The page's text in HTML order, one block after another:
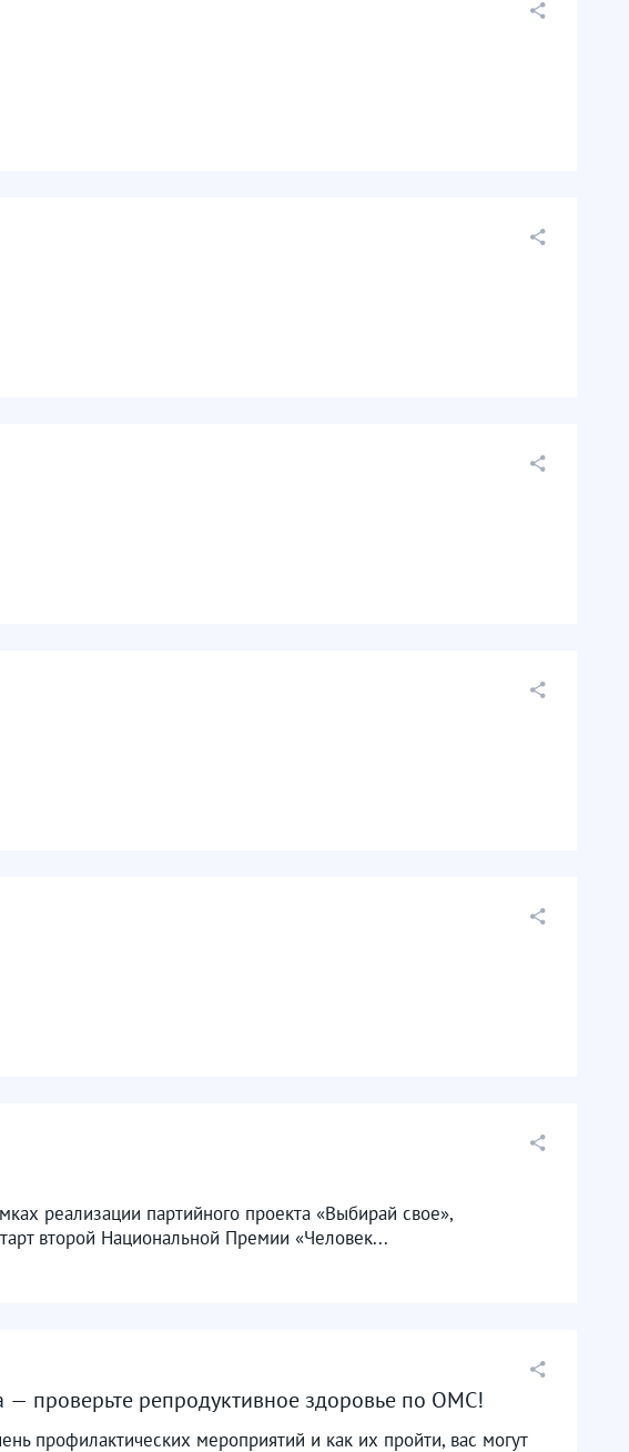
реализации партийного проекта «Выбирай свое»,
второй Национальной Премии «Человек...
проверьте репродуктивное здоровье по ОМС!
профилактических мероприятий и как их пройти, вас могут